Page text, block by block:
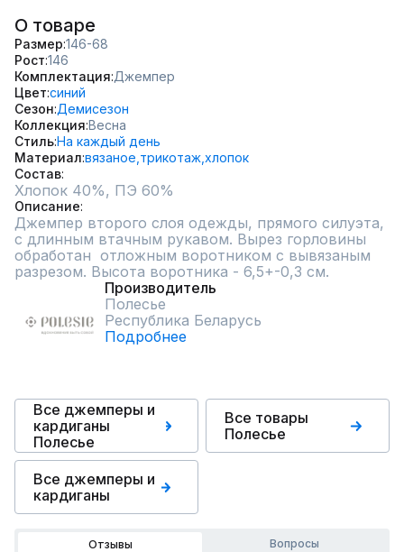
О товаре
Размер 146-68
Рост 146
Комплектация Джемпер
Цвет синий
Сезон Демисезон
Коллекция Весна
СтильНа каждый день
Материал вязаное, трикотаж, хлопок
Состав
Описание
Джемпер второго слоя одежды, прямого силуэта,
с длинным втачным рукавом. Вырез горловины
обработан  отложным воротником с вывязаным
разрезом. Высота воротника - 6,5+-0,3 см.
Производитель
Полесье
Республика Беларусь
Подробнее
Все джемперы и
кардиганы
Полесье
Все товары
Полесье
Все джемперы и
кардиганы
Отзывы Вопросы